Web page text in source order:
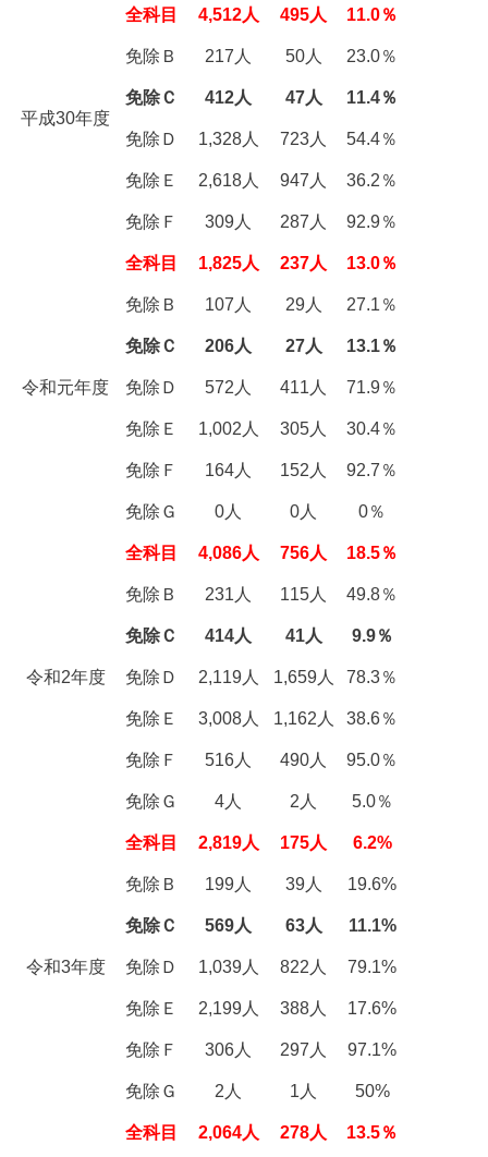
平成30年度
全科目 4,512人 495人 11.0％
免除Ｂ 217人 50人 23.0％
免除Ｃ 412人 47人 11.4％
免除Ｄ 1,328人 723人 54.4％
免除Ｅ 2,618人 947人 36.2％
免除Ｆ 309人 287人 92.9％
令和元年度
全科目 1,825人 237人 13.0％
免除Ｂ 107人 29人 27.1％
免除Ｃ 206人 27人 13.1％
免除Ｄ 572人 411人 71.9％
免除Ｅ 1,002人 305人 30.4％
免除Ｆ 164人 152人 92.7％
免除Ｇ 0人 0人 0％
令和2年度
全科目 4,086人 756人 18.5％
免除Ｂ 231人 115人 49.8％
免除Ｃ 414人 41人 9.9％
免除Ｄ 2,119人 1,659人 78.3％
免除Ｅ 3,008人 1,162人 38.6％
免除Ｆ 516人 490人 95.0％
免除Ｇ 4人 2人 5.0％
令和3年度
全科目 2,819人 175人 6.2%
免除Ｂ 199人 39人 19.6%
免除Ｃ 569人 63人 11.1%
免除Ｄ 1,039人 822人 79.1%
免除Ｅ 2,199人 388人 17.6%
免除Ｆ 306人 297人 97.1%
免除Ｇ 2人 1人 50%
全科目 2,064人 278人 13.5％